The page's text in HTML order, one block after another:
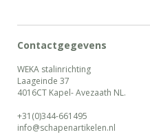
Contactgegevens
WEKA stalinrichting
Laageinde 37
4016CT Kapel- Avezaath NL.
+31(0)344-661495
info@schapenartikelen.nl